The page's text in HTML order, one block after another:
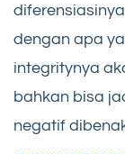
dengan apa
integritynya
bahkan bisa
negatif